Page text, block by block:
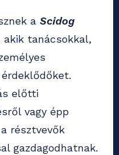
a Scidog
akik tanácsokkal,
előtti
vagy épp
résztvevők
gazdagodhatnak.